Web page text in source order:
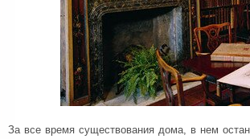
За все время существования дома, в нем